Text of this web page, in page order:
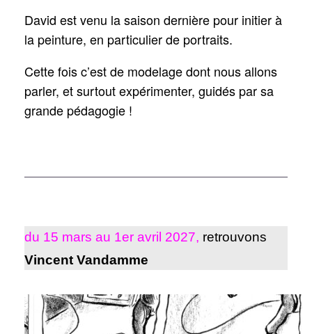
David est venu la saison dernière pour initier à
la peinture, en particulier de portraits.
Cette fois c’est de modelage dont nous allons
parler, et surtout expérimenter, guidés par sa
grande pédagogie !
du 15 mars au 1er avril 2027, retrouvons
Vincent Vandamme